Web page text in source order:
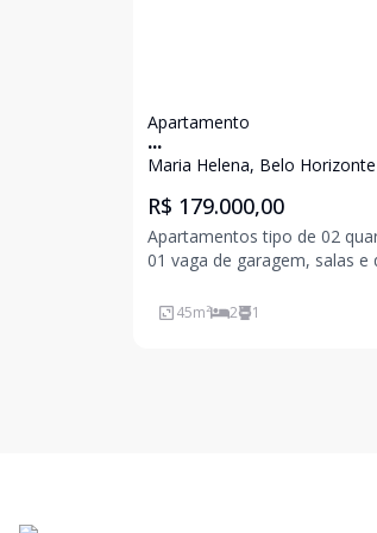
Apartamento
...
Maria Helena, Belo
R$ 179.000,00
Apartamentos tipo de 02
01 vaga de garagem, salas
45m² 2 1